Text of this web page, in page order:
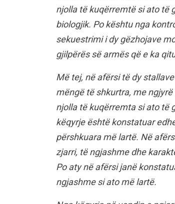
njolla të kuqërremtë si ato të
biologjik. Po kështu nga
sekuestrimi i dy gëzhojave
gjilpërës së armës që e ka
Më tej, në afërsi të dy
mëngë të shkurtra, me
njolla të kuqërremta si ato të
këqyrje është konstatuar
përshkuara më lartë. Në
zjarri, të ngjashme dhe
Po aty në afërsi janë
ngjashme si ato më lartë.